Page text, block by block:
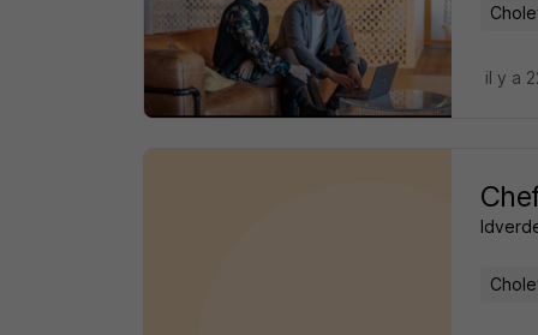
il y a